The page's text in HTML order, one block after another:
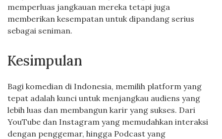
memperluas jangkauan mereka tetapi juga
memberikan kesempatan untuk dipandang serius
sebagai seniman.
Kesimpulan
Bagi komedian di Indonesia, memilih platform yang
tepat adalah kunci untuk menjangkau audiens yang
lebih luas dan membangun karir yang sukses. Dari
YouTube dan Instagram yang memudahkan interaksi
dengan penggemar, hingga Podcast yang